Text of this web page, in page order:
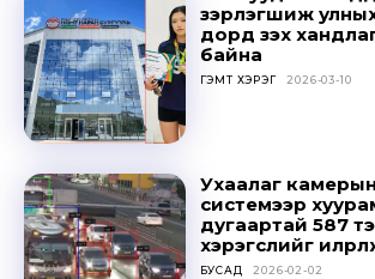
зэрлэгшиж
дорд үзэх
байна
ГЭМТ ХЭРЭГ 2026-03-10
Ухаалаг камерын
системээр
дугаартай 587
хэрэгслийг
БУСАД 2026-02-02